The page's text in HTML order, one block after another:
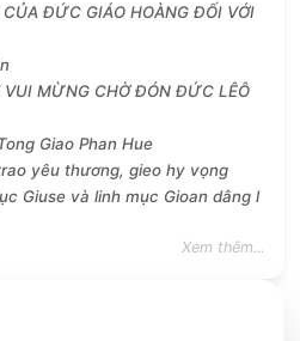
ĐỨC GIÁO HOÀNG ĐỐI VỚI
VUI MỪNG CHỜ ĐÓN ĐỨC LÊÔ
Giao Phan Hue
yêu thương, gieo hy vọng
Giuse và linh mục Gioan dâng l
Xem thêm...